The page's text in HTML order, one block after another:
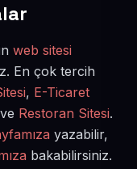
web sitesi
En çok tercih
, E-Ticaret
ve Restoran Sitesi.
yazabilir,
bakabilirsiniz.